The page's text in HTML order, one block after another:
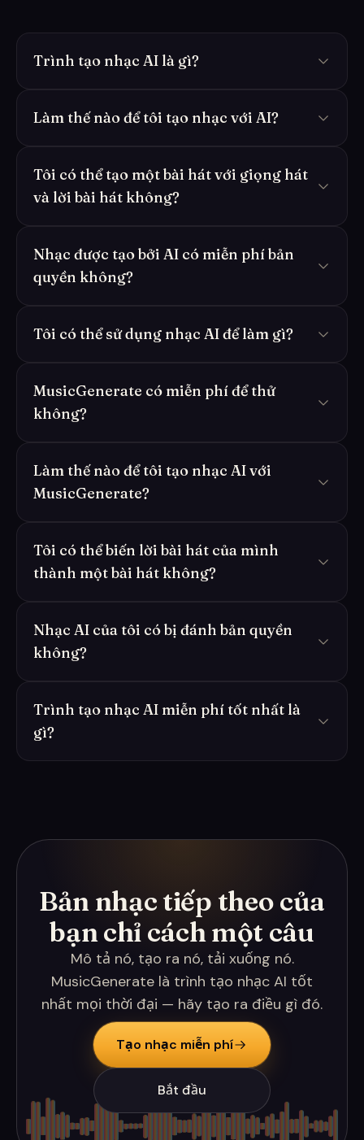
Trình tạo nhạc AI là gì?
Làm thế nào để tôi tạo nhạc với AI?
Tôi có thể tạo một bài hát với giọng hát
và lời bài hát không?
Nhạc được tạo bởi AI có miễn phí bản
quyền không?
Tôi có thể sử dụng nhạc AI để làm gì?
MusicGenerate có miễn phí để thử
không?
Làm thế nào để tôi tạo nhạc AI với
MusicGenerate?
Tôi có thể biến lời bài hát của mình
thành một bài hát không?
Nhạc AI của tôi có bị đánh bản quyền
không?
Trình tạo nhạc AI miễn phí tốt nhất là
gì?
Bản nhạc tiếp theo của
bạn chỉ cách một câu
Mô tả nó, tạo ra nó, tải xuống nó.
MusicGenerate là trình tạo nhạc AI tốt
nhất mọi thời đại — hãy tạo ra điều gì đó.
Tạo nhạc miễn phí
Bắt đầu